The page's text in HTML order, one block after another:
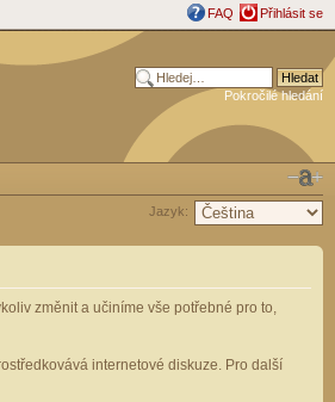
FAQ Přihlásit se
Pokročilé hledání
Jazyk:
změnit a učiníme vše potřebné pro to,
internetové diskuze. Pro další